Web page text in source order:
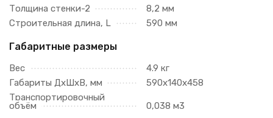
Толщина стенки-2
8,2 мм
Строительная длина, L
590 мм
Габаритные размеры
Вес
4.9 кг
Габариты ДхШхВ, мм
590х140х458
Транспортировочный
объём 0,038 м3